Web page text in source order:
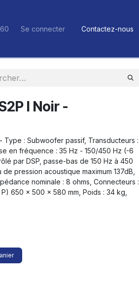
Se connecter Contactez-nous
I Noir -
Type : Subwoofer passif, Transducteurs :
en fréquence : 35 Hz - 150/450 Hz (-6
par DSP, passe-bas de 150 Hz à 450
pression acoustique maximum 137dB,
nominale : 8 ohms, Connecteurs :
650 x 500 x 580 mm, Poids : 34 kg,